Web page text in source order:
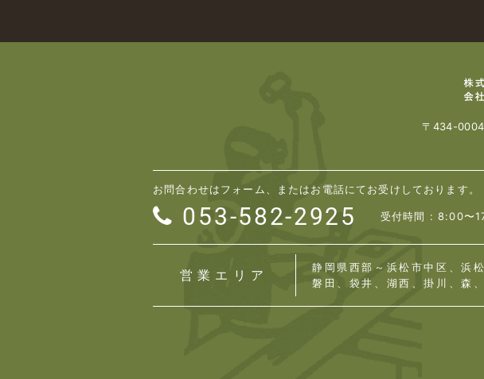
〒434-
お問合わせはフォーム、またはお電話にてお受けしております。
053-582-2925 受付時間 : 8:00〜
営業エリア
静岡県西部～浜松市中区、浜
磐田、袋井、湖西、掛川、森